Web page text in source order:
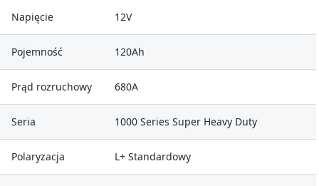
Napięcie 12V
Pojemność 120Ah
Prąd rozruchowy 680A
Seria 1000 Series Super Heavy Duty
Polaryzacja L+ Standardowy